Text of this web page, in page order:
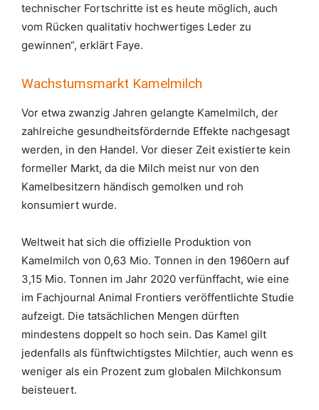
technischer Fortschritte ist es heute möglich, auch
vom Rücken qualitativ hochwertiges Leder zu
gewinnen“, erklärt Faye.
Wachstumsmarkt Kamelmilch
Vor etwa zwanzig Jahren gelangte Kamelmilch, der
zahlreiche gesundheitsfördernde Effekte nachgesagt
werden, in den Handel. Vor dieser Zeit existierte kein
formeller Markt, da die Milch meist nur von den
Kamelbesitzern händisch gemolken und roh
konsumiert wurde.
Weltweit hat sich die offizielle Produktion von
Kamelmilch von 0,63 Mio. Tonnen in den 1960ern auf
3,15 Mio. Tonnen im Jahr 2020 verfünffacht, wie eine
im Fachjournal Animal Frontiers veröffentlichte Studie
aufzeigt. Die tatsächlichen Mengen dürften
mindestens doppelt so hoch sein. Das Kamel gilt
jedenfalls als fünftwichtigstes Milchtier, auch wenn es
weniger als ein Prozent zum globalen Milchkonsum
beisteuert.